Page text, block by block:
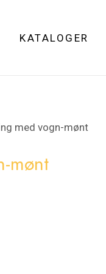
KATALOGER
med vogn-mønt
mønt